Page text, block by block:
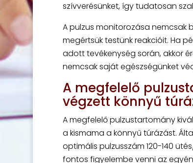
szívverésünket, így tudatosan
A pulzus monitorozása
megértsük testünk reakcióit. Ha
adott tevékenység során, akkor
nemcsak saját egészségünket
A megfelelő
végzett könnyű
A megfelelő pulzustartomány
a kismama a könnyű túrázást.
optimális pulzusszám 120-140
fontos figyelembe venni az